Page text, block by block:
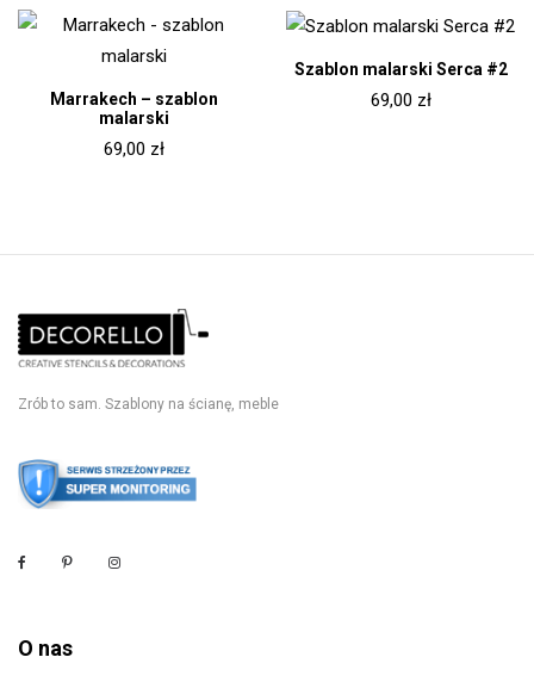
Marrakech – szablon
malarski
69,00 zł
Szablon malarski Serca #2
69,00 zł
Zrób to sam. Szablony na ścianę, meble
O nas